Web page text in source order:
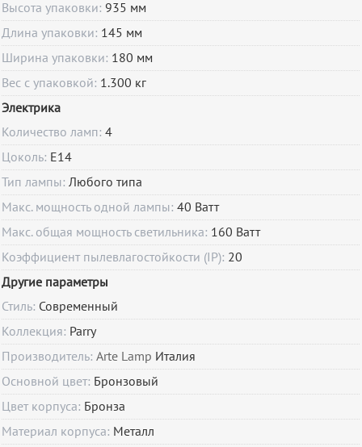
Высота упаковки:935 мм
Длина упаковки: 145 мм
Ширина упаковки: 180 мм
Вес с упаковкой: 1.300 кг
Электрика
Количество ламп:4
Цоколь: E14
Тип лампы:Любого типа
Макс. мощность одной лампы:40 Ватт
Макс. общая мощность светильника: 160 Ватт
Коэффициент пылевлагостойкости (IP): 20
Другие параметры
Стиль: Современный
Коллекция: Parry
Производитель:Arte Lamp Италия
Основной цвет: Бронзовый
Цвет корпуса: Бронза
Материал корпуса: Металл